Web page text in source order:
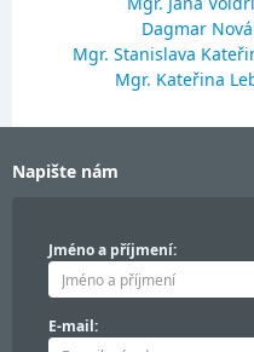
Dagmar
Mgr. Stanislava
Mgr. Kateřina
Napište nám
Jméno a příjmení:
E-mail: